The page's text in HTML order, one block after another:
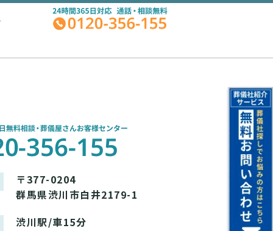
〒377-0204
群馬県渋川市白井2179-1
渋川駅/車15分